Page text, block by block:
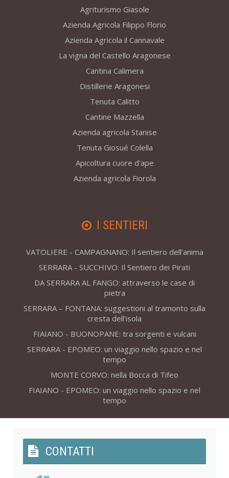
Agriturismo Giasole
Azienda Agricola Filippo Florio
Azienda Agricola il Cannavale
La vigna del Castello Aragonese
Cantina Calimera
Distillerie Aragonesi
Tenuta Calitto
Cantine Mazzella
Azienda agricola Stanise
Tenuta Giosué Colella
Apicoltura cuore d'ape
Azienda agricola Fiorola
I SENTIERI
VATOLIERE - CAMPAGNANO: Il sentiero dell’anima
SERRARA - SUCCHIVO: Il Sentiero dei Pirati
DA SERRARA AL FANGO: attraverso le case di
pietra
SERRARA – FONTANA: suggestioni al tramonto sulla
cresta dell’isola
FIAIANO - BUONOPANE: tra sorgenti e vulcani
SERRARA - EPOMEO: un viaggio nello spazio e nel
tempo
MONTE CORVO: nella Bocca di Tifeo
FIAIANO - EPOMEO: un viaggio nello spazio e nel
tempo
CONTATTI